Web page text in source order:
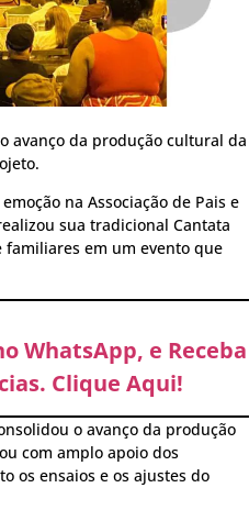
avanço da produção cultural da
na Associação de Pais e
sua tradicional Cantata
em um evento que
WhatsApp, e Receba
Clique Aqui!
o avanço da produção
com amplo apoio dos
os ensaios e os ajustes do